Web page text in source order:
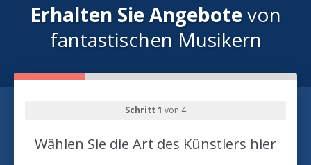
Erhalten Sie Angebotevon
fantastischen Musikern
Schritt 1 von 4
Wählen Sie die Art des Künstlers hier